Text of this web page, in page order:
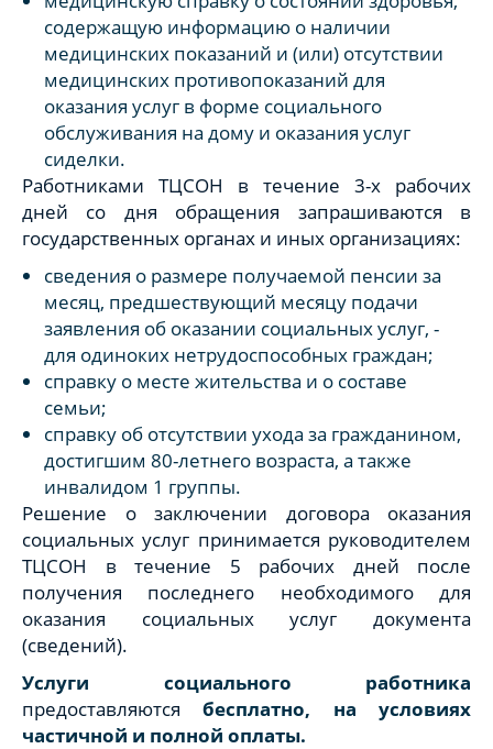
содержащую информацию о наличии
медицинских показаний и (или) отсутствии
медицинских противопоказаний для
оказания услуг в форме социального
обслуживания на дому и оказания услуг
сиделки.
Работниками ТЦСОН в течение 3-х рабочих
дней со дня обращения запрашиваются в
государственных органах и иных организациях:
сведения о размере получаемой пенсии за
месяц, предшествующий месяцу подачи
заявления об оказании социальных услуг, -
для одиноких нетрудоспособных граждан;
справку о месте жительства и о составе
семьи;
справку об отсутствии ухода за гражданином,
достигшим 80-летнего возраста, а также
инвалидом 1 группы.
Решение о заключении договора оказания
социальных услуг принимается руководителем
ТЦСОН в течение 5 рабочих дней после
получения последнего необходимого для
оказания социальных услуг документа
(сведений).
Услуги социального работника
предоставляютсябесплатно, на условиях
частичной и полной оплаты.